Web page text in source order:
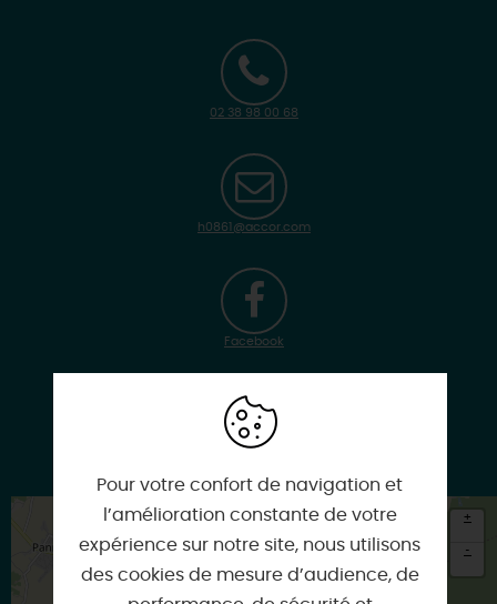
02 38 98 00 68
h0861@accor.com
Facebook
+
-
Pour votre confort de navigation et
l’amélioration constante de votre
expérience sur notre site, nous utilisons
des cookies de mesure d’audience, de